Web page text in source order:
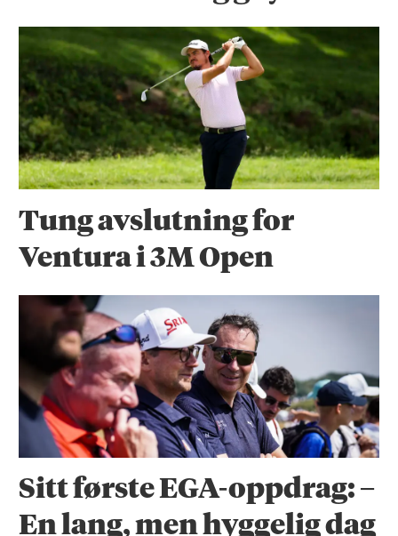
Tung avslutning for
Ventura i 3M Open
Sitt første EGA-oppdrag: –
En lang, men hyggelig dag